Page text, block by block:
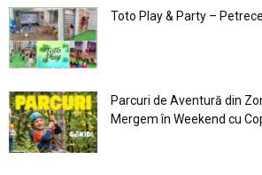
Toto Play & Party –
Parcuri de Aventură din
Mergem în Weekend cu